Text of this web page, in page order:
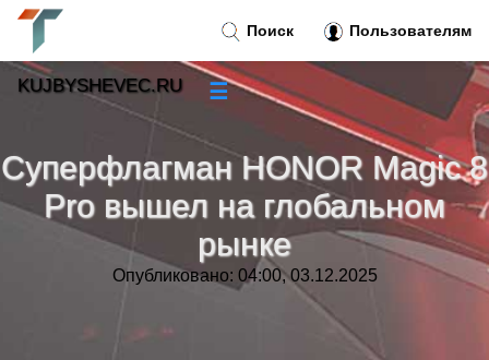
Суперфлагман HONOR Magic 8
Pro вышел на глобальном
рынке
Опубликовано: 04:00, 03.12.2025
Поиск Пользователям
KUJBYSHEVEC.RU ☰
Новости»
Тренды новостей»
Рубрики»